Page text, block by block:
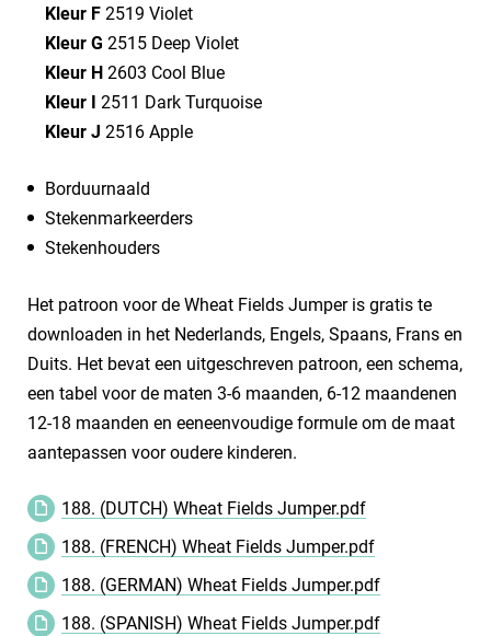
Kleur F 2519 Violet
​Kleur G 2515 Deep Violet
Kleur H 2603 Cool Blue
Kleur I 2511 Dark Turquoise
Kleur J 2516 Apple
​Borduurnaald
Stekenmarkeerders
Stekenhouders
Het patroon voor de Wheat Fields Jumper is gratis te
downloaden in het Nederlands, Engels, Spaans, Frans en
Duits. Het bevat een uitgeschreven patroon, een schema,
een tabel voor de maten 3-6 maanden, 6-12 maandenen
12-18 maanden en eeneenvoudige formule om de maat
aantepassen voor oudere kinderen.
188. (DUTCH) Wheat Fields Jumper.pdf
188. (FRENCH) Wheat Fields Jumper.pdf
188. (GERMAN) Wheat Fields Jumper.pdf
188. (SPANISH) Wheat Fields Jumper.pdf